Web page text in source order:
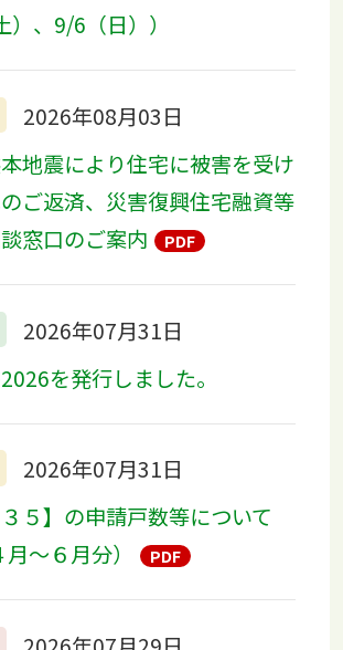
、9/6（日））
2026年08月03日
地震により住宅に被害を受け
ご返済、災害復興住宅融資等
窓口のご案内
2026年07月31日
を発行しました。
2026年07月31日
３５】の申請戸数等について
月～６月分）